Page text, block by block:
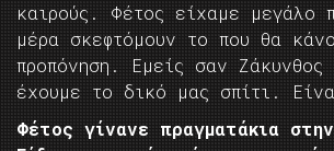
καιρούς. Φέτος είχαμε μεγάλο
μέρα σκεφτόμουν το που θα
προπόνηση. Εμείς σαν Ζάκυνθος
έχουμε το δικό μας σπίτι.
Φέτος γίνανε πραγματάκια